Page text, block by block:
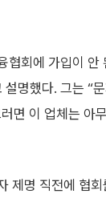
회에 가입이 안
명했다. 그는 “
면 이 업체는 아
제명 직전에 협